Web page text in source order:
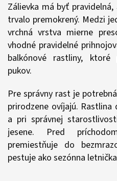
Zálievka má byť
trvalo premokrený. Medzi
vrchná vrstva mierne
vhodné pravidelné
balkónové rastliny, ktoré
pukov.
Pre správny rast je
prirodzene ovíjajú. Rastlina
a pri správnej
jesene. Pred
premiestňuje do
pestuje ako sezónna